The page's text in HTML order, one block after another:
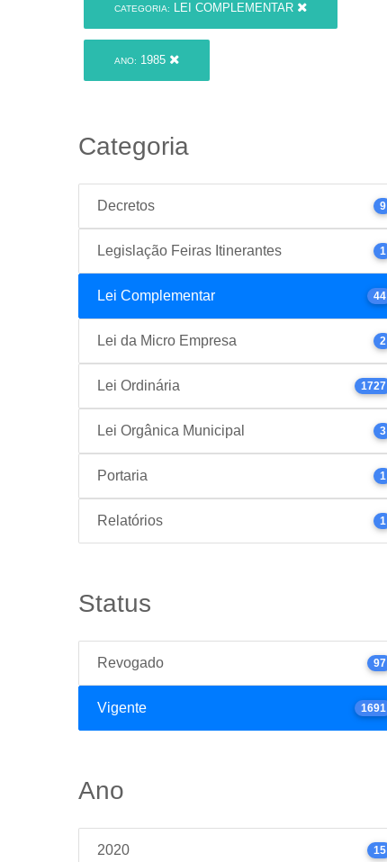
CATEGORIA: LEI COMPLEMENTAR
ANO: 1985
Categoria
Decretos 9
Legislação Feiras Itinerantes 1
Lei Complementar 44
Lei da Micro Empresa 2
Lei Ordinária 1727
Lei Orgânica Municipal 3
Portaria 1
Relatórios 1
Status
Revogado 97
Vigente 1691
Ano
2020 15